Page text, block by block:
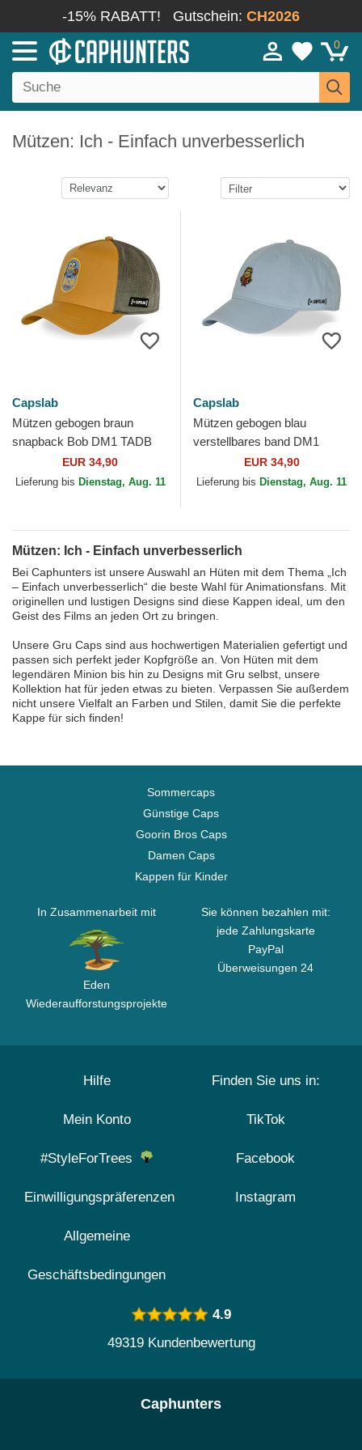
-15% RABATT! Gutschein: CH2026
0
Mützen: Ich - Einfach unverbesserlich
Capslab
Mützen gebogen braun
snapback Bob DM1 TADB
Minion Ich - Einfach
unverbesserlich von Capslab
EUR 34,90
Lieferung bis Dienstag, Aug. 11
Capslab
Mützen gebogen blau
verstellbares band DM1
BANB Minion Ich - Einfach
unverbesserlich von Capslab
EUR 34,90
Lieferung bis Dienstag, Aug. 11
Mützen: Ich - Einfach unverbesserlich
Bei Caphunters ist unsere Auswahl an Hüten mit dem Thema „Ich
– Einfach unverbesserlich“ die beste Wahl für Animationsfans. Mit
originellen und lustigen Designs sind diese Kappen ideal, um den
Geist des Films an jeden Ort zu bringen.
Unsere Gru Caps sind aus hochwertigen Materialien gefertigt und
passen sich perfekt jeder Kopfgröße an. Von Hüten mit dem
legendären Minion bis hin zu Designs mit Gru selbst, unsere
Kollektion hat für jeden etwas zu bieten. Verpassen Sie außerdem
nicht unsere Vielfalt an Farben und Stilen, damit Sie die perfekte
Kappe für sich finden!
Sommercaps
Günstige Caps
Goorin Bros Caps
Damen Caps
Kappen für Kinder
In Zusammenarbeit mit
Eden
Wiederaufforstungsprojekte
Sie können bezahlen mit:
jede Zahlungskarte
PayPal
Überweisungen 24
Hilfe
Mein Konto
#StyleForTrees
Einwilligungspräferenzen
Allgemeine
Geschäftsbedingungen
Finden Sie uns in:
TikTok
Facebook
Instagram
4.9
49319 Kundenbewertung
Caphunters